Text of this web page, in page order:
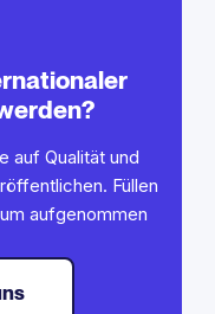
auf Qualität und
Füllen
aufgenommen